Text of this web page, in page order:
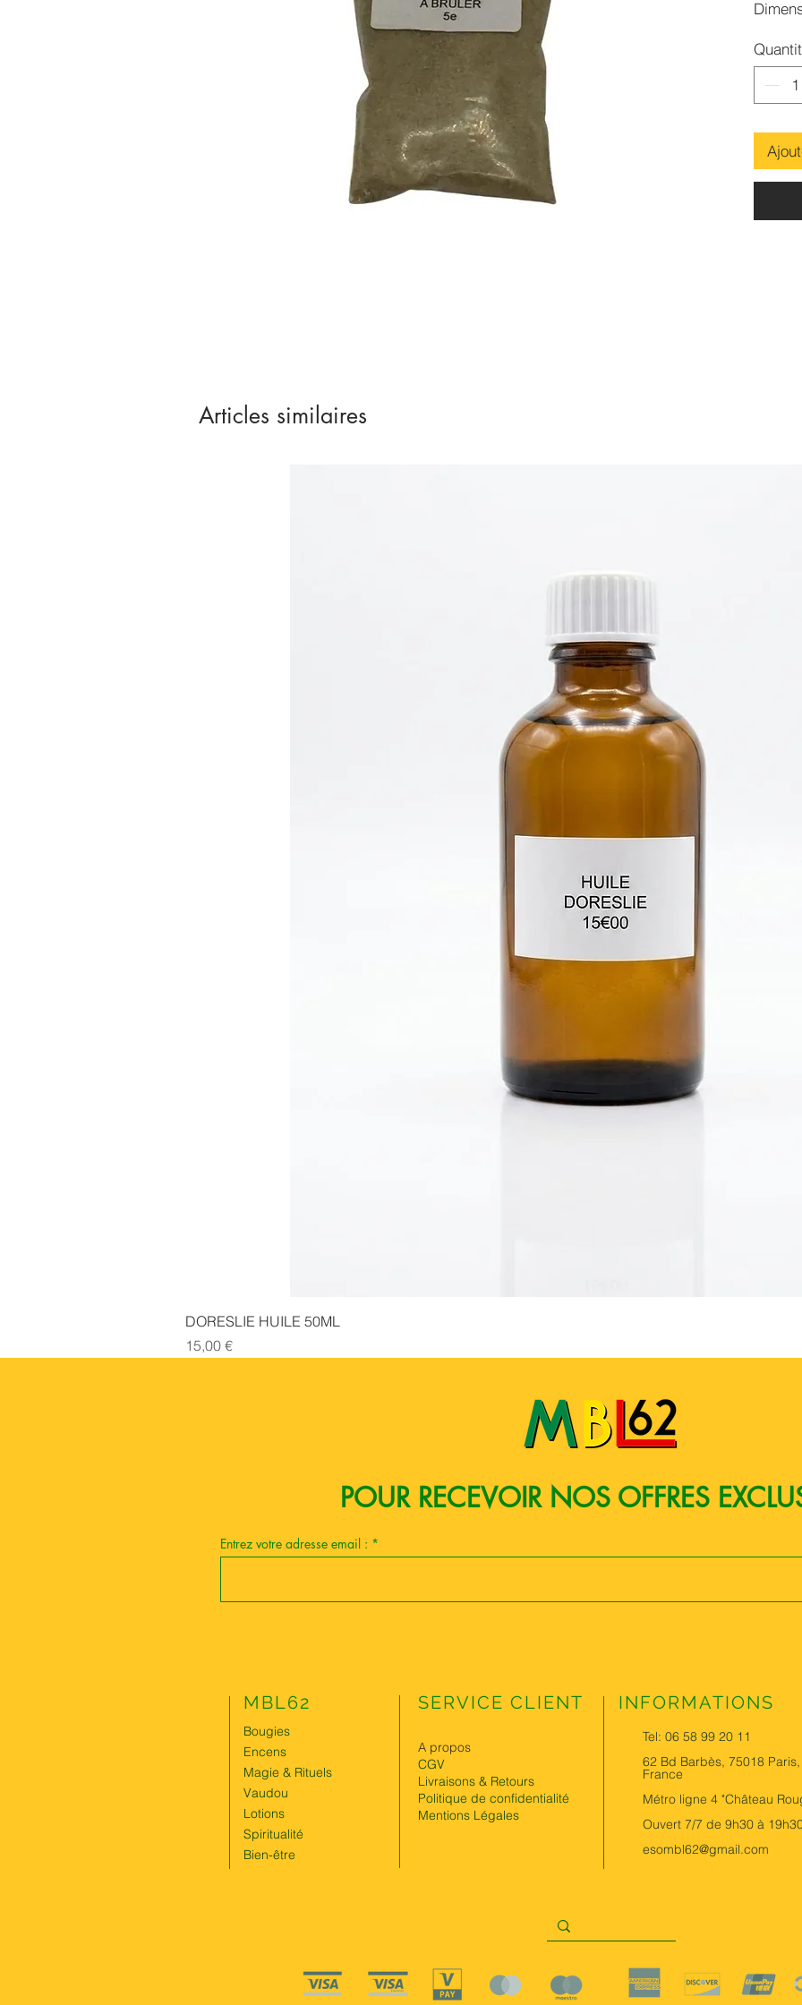
Articles similaires
DORESLIE HUILE 50ML
Prix
15,00 €
POUR RECEVOIR NOS OFFRES
Entrez votre adresse email :
MBL62
Bougies
Encens
Magie & Rituels
Vaudou
Lotions
Spiritualité
Bien-être
SERVICE CLIENT
A propos
CGV
Livraisons & Retours
Politique de confidentialité
Mentions Légales
INFORMATIONS
Tel: 06 58 99 20 11
62 Bd Barbès, 75018 Paris,
France
Métro ligne 4 "Château
Ouvert 7/7 de 9h30 à
esombl62@gmail.com